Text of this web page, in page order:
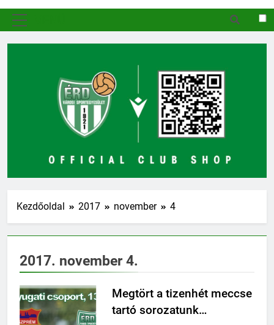
Kezdőoldal 2017 november 4
2017. november 4.
Megtört a tizenhét meccse
tartó sorozatunk…